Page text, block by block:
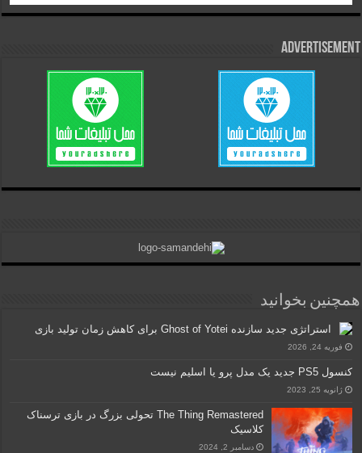
Advertisement
همچنین بخوانید
استراتژی جدید سازنده Ghost of Yotei برای کاهش زمان تولید بازی
فوریه 24, 2026
کنسول PS5 جدید یک مدل پرو یا اسلیم نیست
ژانویه 25, 2023
The Thing Remastered تحولی بزرگ در بازی ترسناک
کلاسیک
دسامبر 2, 2024